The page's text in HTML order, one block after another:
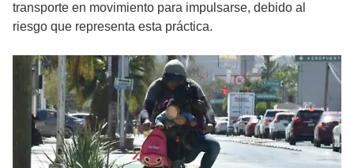
transporte en movimiento para impulsarse, debido al
riesgo que representa esta práctica.